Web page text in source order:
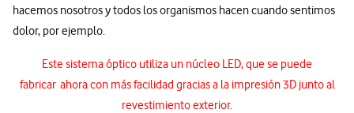
hacemos nosotros y todos los organismos hacen cuando sentimos
dolor, por ejemplo.
Este sistema óptico utiliza un núcleo LED, que se puede
fabricar ahora con más facilidad gracias a la impresión 3D junto al
revestimiento exterior.